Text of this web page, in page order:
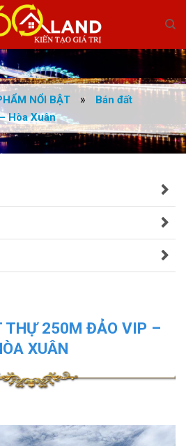
NỔI BẬT »
Bán đất
Hòa Xuân
THỰ 250M ĐẢO VIP –
XUÂN